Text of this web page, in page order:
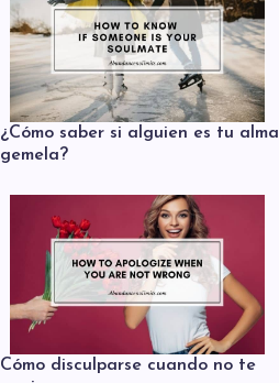
¿Cómo saber si alguien es tu alma
gemela?
Cómo disculparse cuando no te